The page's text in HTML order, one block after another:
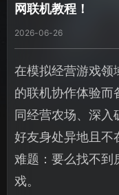
网联机教程！
2026-06-26
在模拟经营游戏领
的联机协作体验而
同经营农场、深入
好友身处异地且不
难题：要么找不到
戏。